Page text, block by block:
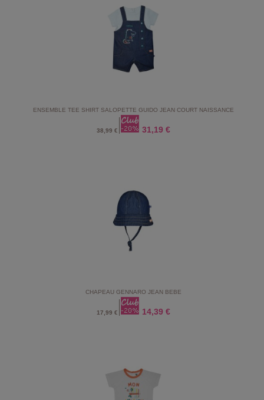
ENSEMBLE TEE SHIRT SALOPETTE GUIDO JEAN COURT NAISSANCE
38,99 € 31,19 €
CHAPEAU GENNARO JEAN BEBE
17,99 € 14,39 €